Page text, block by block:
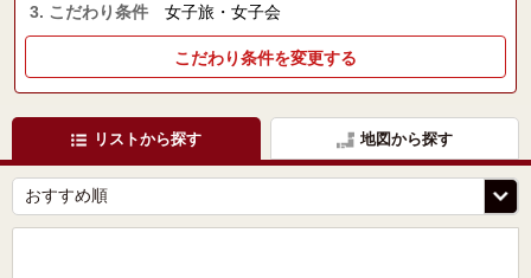
3. こだわり条件 女子旅・女子会
こだわり条件を変更する
リストから探す 地図から探す